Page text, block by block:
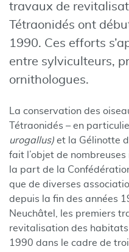
travaux de
Tétraonidés ont
1990. Ces efforts
entre sylviculteurs,
ornithologues.
La conservation des
Tétraonidés – en
urogallus) et la Gélinotte
fait l’objet de
la part de la
que de diverses
depuis la fin des années
Neuchâtel, les premiers
revitalisation des
1990 dans le cadre de